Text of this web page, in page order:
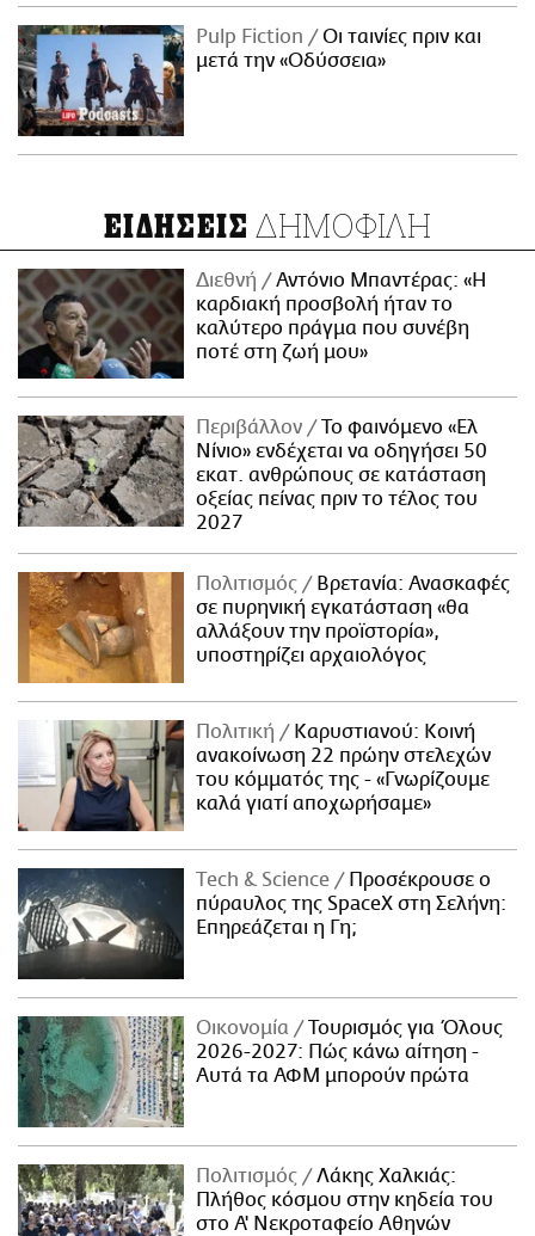
Pulp Fiction
Οι ταινίες πριν και
μετά την «Οδύσσεια»
ΕΙΔΗΣΕΙΣ ΔΗΜΟΦΙΛΗ
Διεθνή
Αντόνιο Μπαντέρας: «Η
καρδιακή προσβολή ήταν το
καλύτερο πράγμα που συνέβη
ποτέ στη ζωή μου»
Περιβάλλον
Το φαινόμενο «Ελ
Νίνιο» ενδέχεται να οδηγήσει 50
εκατ. ανθρώπους σε κατάσταση
οξείας πείνας πριν το τέλος του
2027
Πολιτισμός
Βρετανία: Ανασκαφές
σε πυρηνική εγκατάσταση «θα
αλλάξουν την προϊστορία»,
υποστηρίζει αρχαιολόγος
Πολιτική
Καρυστιανού: Κοινή
ανακοίνωση 22 πρώην στελεχών
του κόμματός της - «Γνωρίζουμε
καλά γιατί αποχωρήσαμε»
Τech & Science
Προσέκρουσε ο
πύραυλος της SpaceX στη Σελήνη:
Επηρεάζεται η Γη;
Οικονομία
Τουρισμός για Όλους
2026-2027: Πώς κάνω αίτηση -
Αυτά τα ΑΦΜ μπορούν πρώτα
Πολιτισμός
Λάκης Χαλκιάς:
Πλήθος κόσμου στην κηδεία του
στο Α' Νεκροταφείο Αθηνών